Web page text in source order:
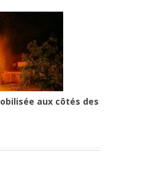
aux côtés des